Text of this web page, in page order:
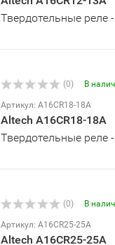
Твердотельные
(0) В
Артикул: A16CR18-18A
Altech A16CR18-18A
Твердотельные
(0) В
Артикул: A16CR25-25A
Altech A16CR25-25A